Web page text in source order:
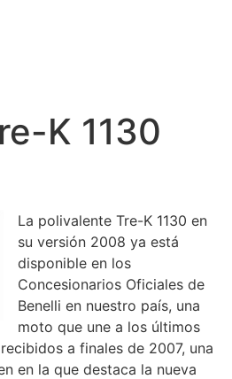
K 1130
La polivalente Tre-K 1130 en
su versión 2008 ya está
disponible en los
Concesionarios Oficiales de
Benelli en nuestro país, una
moto que une a los últimos
a finales de 2007, una
en la que destaca la nueva